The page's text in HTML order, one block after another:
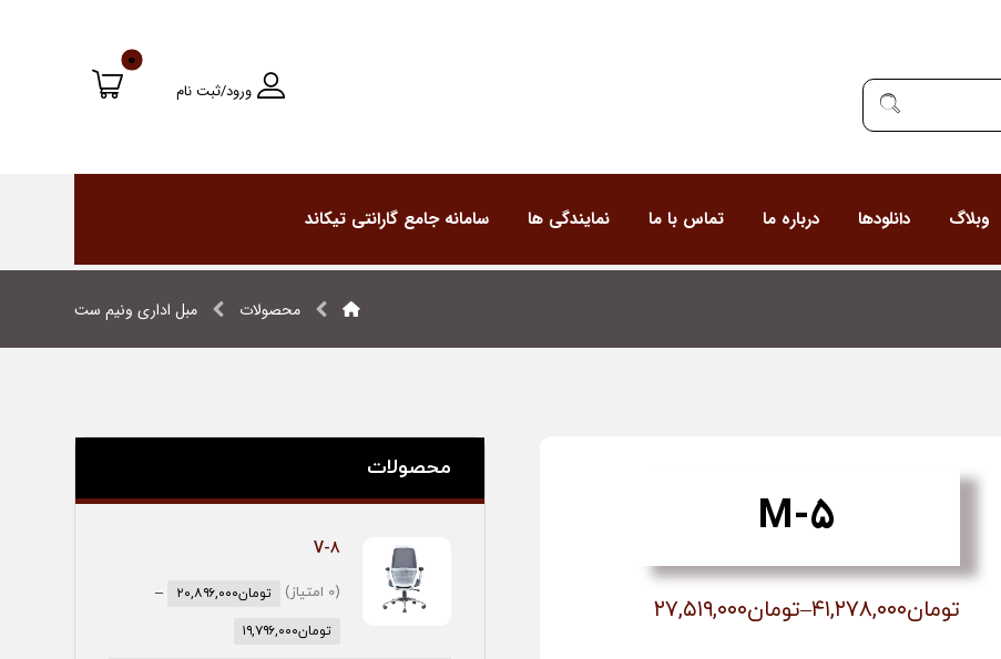
ورود/ثبت نام
وبلاگ دانلودها درباره ما تماس با ما نمایندگی ها سامانه جامع گارانتی تیکاند
محصولات مبل اداری ونیم ست
M-5
تومان۴۱,۲۷۸,۰۰۰–تومان۲۷,۵۱۹,۰۰۰
محصولات
V-8
(0 امتیاز) تومان۲۰,۸۹۶,۰۰۰ –
تومان۱۹,۷۹۶,۰۰۰